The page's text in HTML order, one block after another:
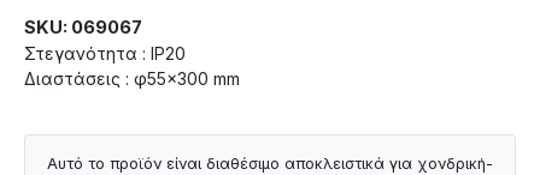
SKU: 069067
Στεγανότητα : IP20
Διαστάσεις : φ55×300 mm
Αυτό το προϊόν είναι διαθέσιμο αποκλειστικά για χονδρική-